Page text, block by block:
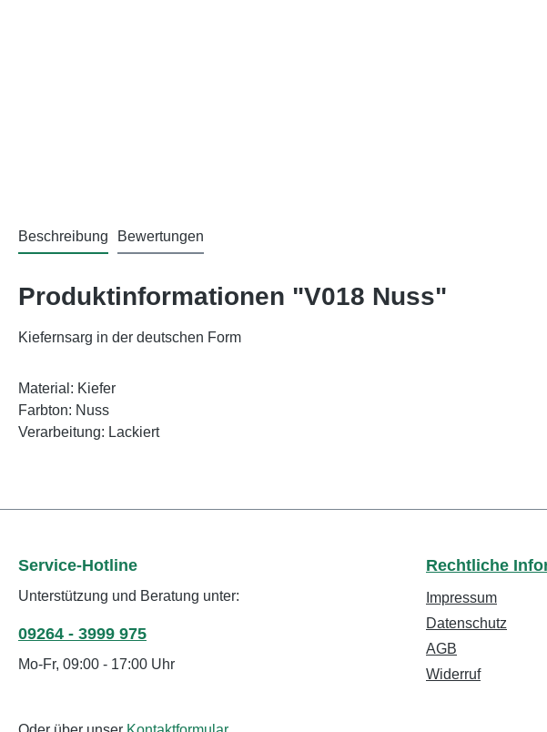
Beschreibung Bewertungen
Produktinformationen "V018 Nuss"
Kiefernsarg in der deutschen Form
Material: Kiefer
Farbton: Nuss
Verarbeitung: Lackiert
Service-Hotline
Unterstützung und Beratung unter:
09264 - 3999 975
Mo-Fr, 09:00 - 17:00 Uhr
Rechtliche
Impressum
Datenschutz
AGB
Widerruf